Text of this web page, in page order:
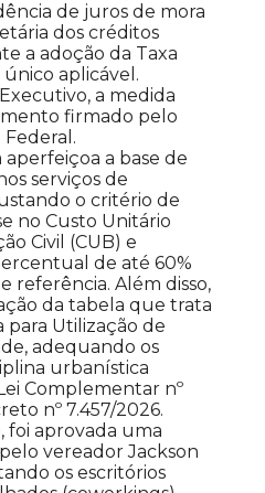
de juros de mora
dos créditos
a adoção da Taxa
aplicável.
a medida
firmado pelo
a base de
serviços de
o critério de
no Custo Unitário
Civil (CUB) e
de até 60%
referência. Além disso,
da tabela que trata
para Utilização de
adequando os
urbanística
Complementar nº
nº 7.457/2026.
foi aprovada uma
vereador Jackson
os escritórios